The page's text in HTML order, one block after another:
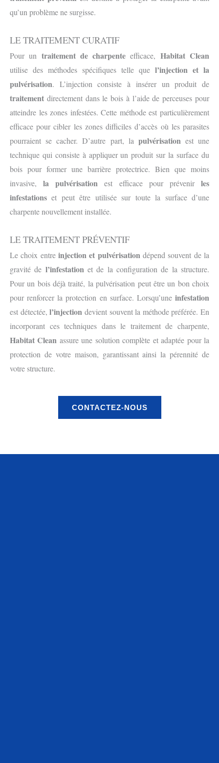
qu’un problème ne surgisse.
LE TRAITEMENT CURATIF
Pour un traitement de charpente efficace, Habitat Clean
utilise des méthodes spécifiques telle que l’injection et la
pulvérisation. L’injection consiste à insérer un produit de
traitement directement dans le bois à l’aide de perceuses pour
atteindre les zones infestées. Cette méthode est particulièrement
efficace pour cibler les zones difficiles d’accès où les parasites
pourraient se cacher. D’autre part, la pulvérisation est une
technique qui consiste à appliquer un produit sur la surface du
bois pour former une barrière protectrice. Bien que moins
invasive,la pulvérisation est efficace pour prévenirles
infestations et peut être utilisée sur toute la surface d’une
charpente nouvellement installée.
LE TRAITEMENT PRÉVENTIF
Le choix entre injection et pulvérisation dépend souvent de la
gravité de l’infestation et de la configuration de la structure.
Pour un bois déjà traité, la pulvérisation peut être un bon choix
pour renforcer la protection en surface. Lorsqu’une infestation
est détectée,l’injection devient souvent la méthode préférée. En
incorporant ces techniques dans le traitement de charpente,
Habitat Clean assure une solution complète et adaptée pour la
protection de votre maison, garantissant ainsi la pérennité de
votre structure.
CONTACTEZ-NOUS